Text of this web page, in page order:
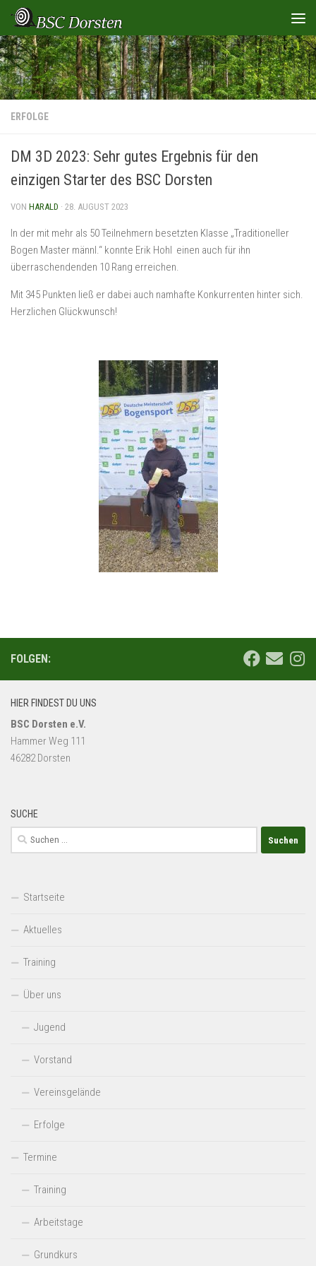
Zum Inhalt springen
ERFOLGE
DM 3D 2023: Sehr gutes Ergebnis für den
einzigen Starter des BSC Dorsten
VON HARALD · 28. AUGUST 2023
In der mit mehr als 50 Teilnehmern besetzten Klasse „Traditioneller
Bogen Master männl.“ konnte Erik Hohl einen auch für ihn
überraschendenden 10 Rang erreichen.
Mit 345 Punkten ließ er dabei auch namhafte Konkurrenten hinter sich.
Herzlichen Glückwunsch!
FOLGEN:
HIER FINDEST DU UNS
BSC Dorsten e.V.
Hammer Weg 111
46282 Dorsten
SUCHE
Suchen
nach:
Startseite
Aktuelles
Training
Über uns
Jugend
Vorstand
Vereinsgelände
Erfolge
Termine
Training
Arbeitstage
Grundkurs